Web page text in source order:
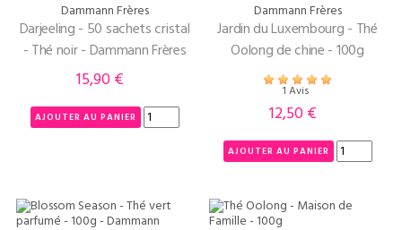
Dammann Frères
Darjeeling - 50 sachets cristal
- Thé noir - Dammann Frères
Prix
15,90 €
AJOUTER AU PANIER
Dammann Frères
Jardin du Luxembourg - Thé
Oolong de chine - 100g
1 Avis
Prix
12,50 €
AJOUTER AU PANIER